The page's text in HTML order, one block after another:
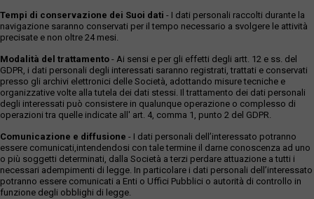
Tempi di conservazione dei Suoi dati - I dati personali raccolti durante la
navigazione saranno conservati per il tempo necessario a svolgere le attività
precisate e non oltre 24 mesi.
Modalità del trattamento - Ai sensi e per gli effetti degli artt. 12 e ss. del
GDPR, i dati personali degli interessati saranno registrati, trattati e conservati
presso gli archivi elettronici delle Società, adottando misure tecniche e
organizzative volte alla tutela dei dati stessi. Il trattamento dei dati personali
degli interessati può consistere in qualunque operazione o complesso di
operazioni tra quelle indicate all' art. 4, comma 1, punto 2 del GDPR.
Comunicazione e diffusione - I dati personali dell’interessato potranno
essere comunicati,intendendosi con tale termine il darne conoscenza ad uno
o più soggetti determinati, dalla Società a terzi perdare attuazione a tutti i
necessari adempimenti di legge. In particolare i dati personali dell’interessato
potranno essere comunicati a Enti o Uffici Pubblici o autorità di controllo in
funzione degli obblighi di legge.